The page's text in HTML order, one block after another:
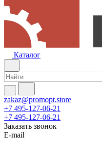
Каталог
zakaz@promopt.store
+7 495-127-06-21
+7 495-127-06-21
Заказать звонок
E-mail